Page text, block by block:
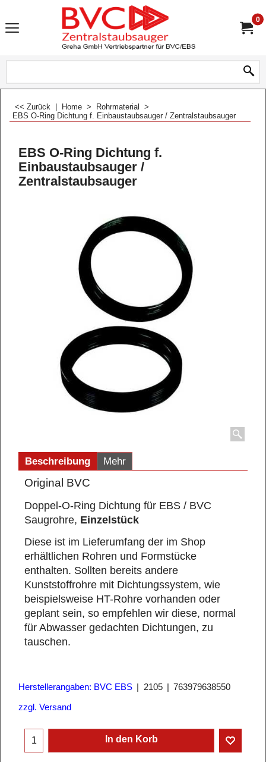
0
<< Zurück Home > Rohrmaterial
>
EBS O-Ring Dichtung f. Einbaustaubsauger / Zentralstaubsauger
EBS O-Ring Dichtung f.
Einbaustaubsauger /
Zentralstaubsauger
Beschreibung Mehr
Original BVC
Doppel-O-Ring Dichtung für EBS / BVC
Saugrohre, Einzelstück
Diese ist im Lieferumfang der im Shop
erhältlichen Rohren und Formstücke
enthalten. Sollten bereits andere
Kunststoffrohre mit Dichtungssystem, wie
beispielsweise HT-Rohre vorhanden oder
geplant sein, so empfehlen wir diese, normal
für Abwasser gedachten Dichtungen, zu
tauschen.
Herstellerangaben: BVC EBS 2105 763979638550
zzgl. Versand
In den Korb